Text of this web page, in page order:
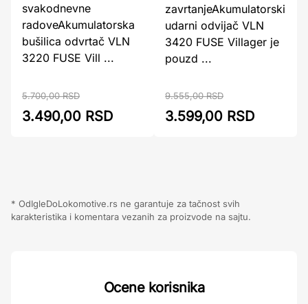
svakodnevne
radoveAkumulatorska
bušilica odvrtač VLN
3220 FUSE Vill ...
5.700,00 RSD
3.490,00 RSD
zavrtanjeAkumulatorski
udarni odvijač VLN
3420 FUSE Villager je
pouzd ...
9.555,00 RSD
3.599,00 RSD
* OdIgleDoLokomotive.rs ne garantuje za tačnost svih
karakteristika i komentara vezanih za proizvode na sajtu.
Ocene korisnika